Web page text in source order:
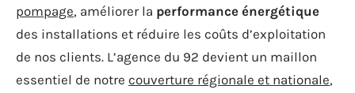
pompage, améliorer la performance énergétique
des installations et réduire les coûts d’exploitation
de nos clients. L’agence du 92 devient un maillon
essentiel de notre couverture régionale et nationale,